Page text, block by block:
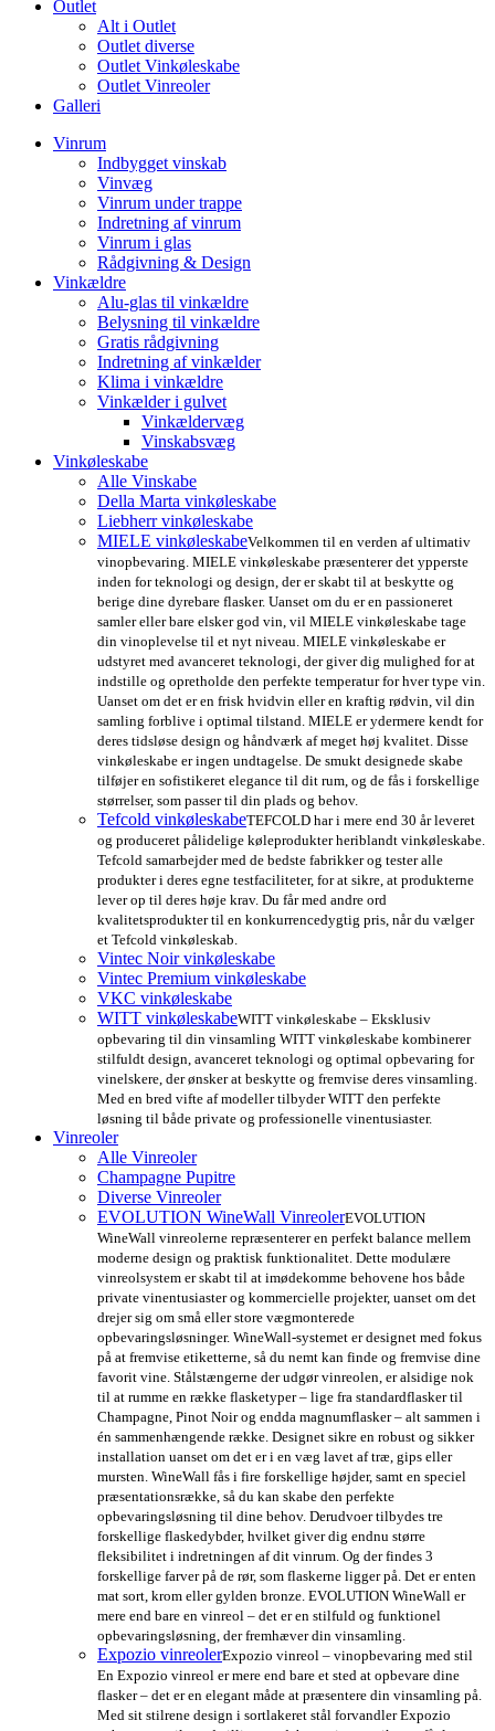
Outlet
Alt i Outlet
Outlet diverse
Outlet Vinkøleskabe
Outlet Vinreoler
Galleri
Vinrum
Indbygget vinskab
Vinvæg
Vinrum under trappe
Indretning af vinrum
Vinrum i glas
Rådgivning & Design
Vinkældre
Alu-glas til vinkældre
Belysning til vinkældre
Gratis rådgivning
Indretning af vinkælder
Klima i vinkældre
Vinkælder i gulvet
Vinkældervæg
Vinskabsvæg
Vinkøleskabe
Alle Vinskabe
Della Marta vinkøleskabe
Liebherr vinkøleskabe
MIELE vinkøleskabeVelkommen til en verden af ultimativ
vinopbevaring. MIELE vinkøleskabe præsenterer det ypperste
inden for teknologi og design, der er skabt til at beskytte og
berige dine dyrebare flasker. Uanset om du er en passioneret
samler eller bare elsker god vin, vil MIELE vinkøleskabe tage
din vinoplevelse til et nyt niveau. MIELE vinkøleskabe er
udstyret med avanceret teknologi, der giver dig mulighed for at
indstille og opretholde den perfekte temperatur for hver type vin.
Uanset om det er en frisk hvidvin eller en kraftig rødvin, vil din
samling forblive i optimal tilstand. MIELE er ydermere kendt for
deres tidsløse design og håndværk af meget høj kvalitet. Disse
vinkøleskabe er ingen undtagelse. De smukt designede skabe
tilføjer en sofistikeret elegance til dit rum, og de fås i forskellige
størrelser, som passer til din plads og behov.
Tefcold vinkøleskabeTEFCOLD har i mere end 30 år leveret
og produceret pålidelige køleprodukter heriblandt vinkøleskabe.
Tefcold samarbejder med de bedste fabrikker og tester alle
produkter i deres egne testfaciliteter, for at sikre, at produkterne
lever op til deres høje krav. Du får med andre ord
kvalitetsprodukter til en konkurrencedygtig pris, når du vælger
et Tefcold vinkøleskab.
Vintec Noir vinkøleskabe
Vintec Premium vinkøleskabe
VKC vinkøleskabe
WITT vinkøleskabeWITT vinkøleskabe – Eksklusiv
opbevaring til din vinsamling WITT vinkøleskabe kombinerer
stilfuldt design, avanceret teknologi og optimal opbevaring for
vinelskere, der ønsker at beskytte og fremvise deres vinsamling.
Med en bred vifte af modeller tilbyder WITT den perfekte
løsning til både private og professionelle vinentusiaster.
Vinreoler
Alle Vinreoler
Champagne Pupitre
Diverse Vinreoler
EVOLUTION WineWall VinreolerEVOLUTION
WineWall vinreolerne repræsenterer en perfekt balance mellem
moderne design og praktisk funktionalitet. Dette modulære
vinreolsystem er skabt til at imødekomme behovene hos både
private vinentusiaster og kommercielle projekter, uanset om det
drejer sig om små eller store vægmonterede
opbevaringsløsninger. WineWall-systemet er designet med fokus
på at fremvise etiketterne, så du nemt kan finde og fremvise dine
favorit vine. Stålstængerne der udgør vinreolen, er alsidige nok
til at rumme en række flasketyper – lige fra standardflasker til
Champagne, Pinot Noir og endda magnumflasker – alt sammen i
én sammenhængende række. Designet sikre en robust og sikker
installation uanset om det er i en væg lavet af træ, gips eller
mursten. WineWall fås i fire forskellige højder, samt en speciel
præsentationsrække, så du kan skabe den perfekte
opbevaringsløsning til dine behov. Derudvoer tilbydes tre
forskellige flaskedybder, hvilket giver dig endnu større
fleksibilitet i indretningen af dit vinrum. Og der findes 3
forskellige farver på de rør, som flaskerne ligger på. Det er enten
mat sort, krom eller gylden bronze. EVOLUTION WineWall er
mere end bare en vinreol – det er en stilfuld og funktionel
opbevaringsløsning, der fremhæver din vinsamling.
Expozio vinreolerExpozio vinreol – vinopbevaring med stil
En Expozio vinreol er mere end bare et sted at opbevare dine
flasker – det er en elegant måde at præsentere din vinsamling på.
Med sit stilrene design i sortlakeret stål forvandler Expozio